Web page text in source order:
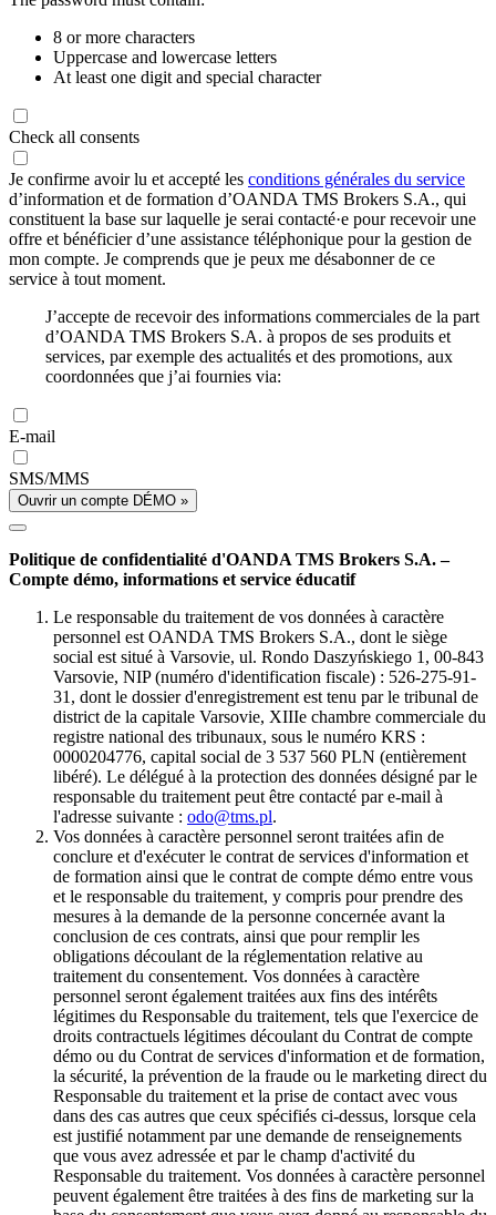
8 or more characters
Uppercase and lowercase letters
At least one digit and special character
Check all consents
Je confirme avoir lu et accepté les conditions générales du service
d’information et de formation d’OANDA TMS Brokers S.A., qui
constituent la base sur laquelle je serai contacté·e pour recevoir une
offre et bénéficier d’une assistance téléphonique pour la gestion de
mon compte. Je comprends que je peux me désabonner de ce
service à tout moment.
J’accepte de recevoir des informations commerciales de la part
d’OANDA TMS Brokers S.A. à propos de ses produits et
services, par exemple des actualités et des promotions, aux
coordonnées que j’ai fournies via:
E-mail
SMS/MMS
Ouvrir un compte DÉMO »
Politique de confidentialité d'OANDA TMS Brokers S.A. –
Compte démo, informations et service éducatif
Le responsable du traitement de vos données à caractère
personnel est OANDA TMS Brokers S.A., dont le siège
social est situé à Varsovie, ul. Rondo Daszyńskiego 1, 00-843
Varsovie, NIP (numéro d'identification fiscale) : 526-275-91-
31, dont le dossier d'enregistrement est tenu par le tribunal de
district de la capitale Varsovie, XIIIe chambre commerciale du
registre national des tribunaux, sous le numéro KRS :
0000204776, capital social de 3 537 560 PLN (entièrement
libéré). Le délégué à la protection des données désigné par le
responsable du traitement peut être contacté par e-mail à
l'adresse suivante : odo@tms.pl.
Vos données à caractère personnel seront traitées afin de
conclure et d'exécuter le contrat de services d'information et
de formation ainsi que le contrat de compte démo entre vous
et le responsable du traitement, y compris pour prendre des
mesures à la demande de la personne concernée avant la
conclusion de ces contrats, ainsi que pour remplir les
obligations découlant de la réglementation relative au
traitement du consentement. Vos données à caractère
personnel seront également traitées aux fins des intérêts
légitimes du Responsable du traitement, tels que l'exercice de
droits contractuels légitimes découlant du Contrat de compte
démo ou du Contrat de services d'information et de formation,
la sécurité, la prévention de la fraude ou le marketing direct du
Responsable du traitement et la prise de contact avec vous
dans des cas autres que ceux spécifiés ci-dessus, lorsque cela
est justifié notamment par une demande de renseignements
que vous avez adressée et par le champ d'activité du
Responsable du traitement. Vos données à caractère personnel
peuvent également être traitées à des fins de marketing sur la